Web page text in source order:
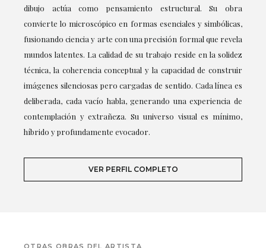
dibujo actúa como pensamiento estructural. Su obra
convierte lo microscópico en formas esenciales y simbólicas,
fusionando ciencia y arte con una precisión formal que revela
mundos latentes. La calidad de su trabajo reside en la solidez
técnica, la coherencia conceptual y la capacidad de construir
imágenes silenciosas pero cargadas de sentido. Cada línea es
deliberada, cada vacío habla, generando una experiencia de
contemplación y extrañeza. Su universo visual es mínimo,
híbrido y profundamente evocador.
VER PERFIL COMPLETO